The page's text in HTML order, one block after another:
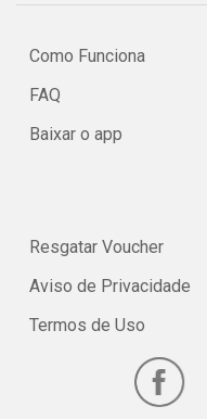
Como Funciona
FAQ
Baixar o app
Resgatar Voucher
Aviso de Privacidade
Termos de Uso